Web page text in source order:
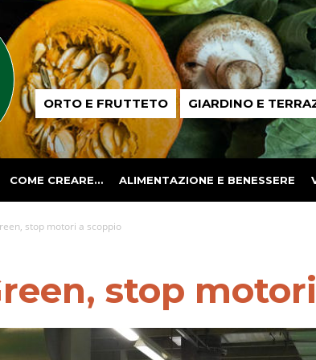
Passione
in ORTO E FRUTTETO GIARDINO E
COME CREARE… ALIMENTAZIONE E BENESSERE
stop motori a scoppio
stop